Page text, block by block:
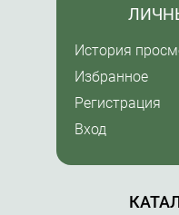
История
Избранное
Регистрация
Вход